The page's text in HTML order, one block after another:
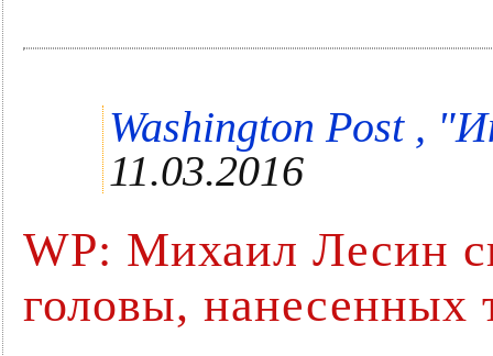
Washington Post ,
11.03.2016
WP: Михаил Лесин
головы, нанесенных